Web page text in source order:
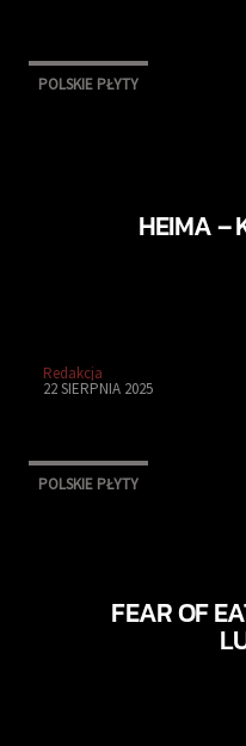
POLSKIE PŁYTY
HEIMA –
Redakcja
22 SIERPNIA 2025
POLSKIE PŁYTY
FEAR OF